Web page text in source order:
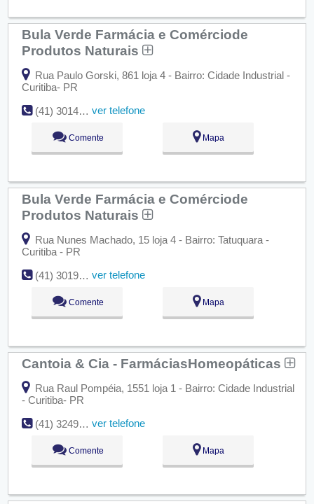
Bula Verde Farmácia e Comérciode
Produtos Naturais
Rua Paulo Gorski, 861 loja 4 - Bairro: Cidade Industrial -
Curitiba- PR
(41) 3014-5583
ver telefone
Comente Mapa
Bula Verde Farmácia e Comérciode
Produtos Naturais
Rua Nunes Machado, 15 loja 4 - Bairro: Tatuquara -
Curitiba - PR
(41) 3019-3164
ver telefone
Comente Mapa
Cantoia & Cia - FarmáciasHomeopáticas
Rua Raul Pompéia, 1551 loja 1 - Bairro: Cidade Industrial
- Curitiba- PR
(41) 3249-1403
ver telefone
Comente Mapa